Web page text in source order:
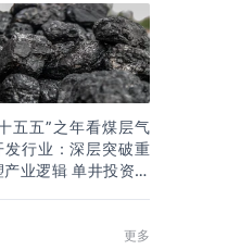
五五”之年看煤层气
发行业：深层突破重
产业逻辑 单井投资成
更多